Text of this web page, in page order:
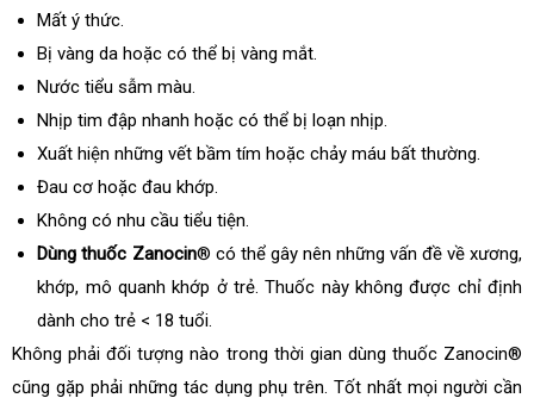
Mất ý thức.
Bị vàng da hoặc có thể bị vàng mắt.
Nước tiểu sẫm màu.
Nhịp tim đập nhanh hoặc có thể bị loạn nhịp.
Xuất hiện những vết bầm tím hoặc chảy máu bất thường.
Đau cơ hoặc đau khớp.
Không có nhu cầu tiểu tiện.
Dùng thuốc Zanocin® có thể gây nên những vấn đề về xương,
khớp, mô quanh khớp ở trẻ. Thuốc này không được chỉ định
dành cho trẻ < 18 tuổi.
Không phải đối tượng nào trong thời gian dùng thuốc Zanocin®
cũng gặp phải những tác dụng phụ trên. Tốt nhất mọi người cần